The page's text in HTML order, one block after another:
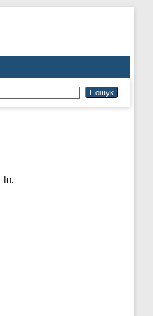
In: